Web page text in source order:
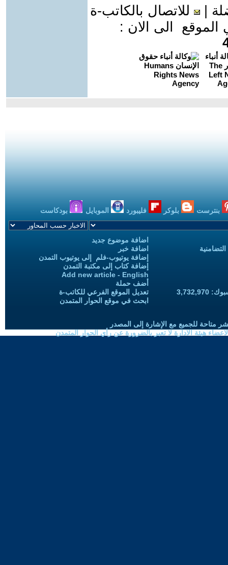
للاتصال بالكاتب-ة
الى الان :
بنترست بلوكر فليبورد الموبايل بودكاست
اضافة موضوع جديد
اضافة خبر
إضافة يوتيوب-فلم إلى يوتيوب التمدن
إضافة كتاب إلى مكتبة التمدن
Add new article - English
أضف حملة
تعديل الموقع الفرعي للكاتب-ة
ابحث في موقع الحوار المتمدن
متاحة للجميع مع الإشارة إلى المصدر
هيئة الادارة لا تعبر بالضرورة عن رأي الحوار المتمدن